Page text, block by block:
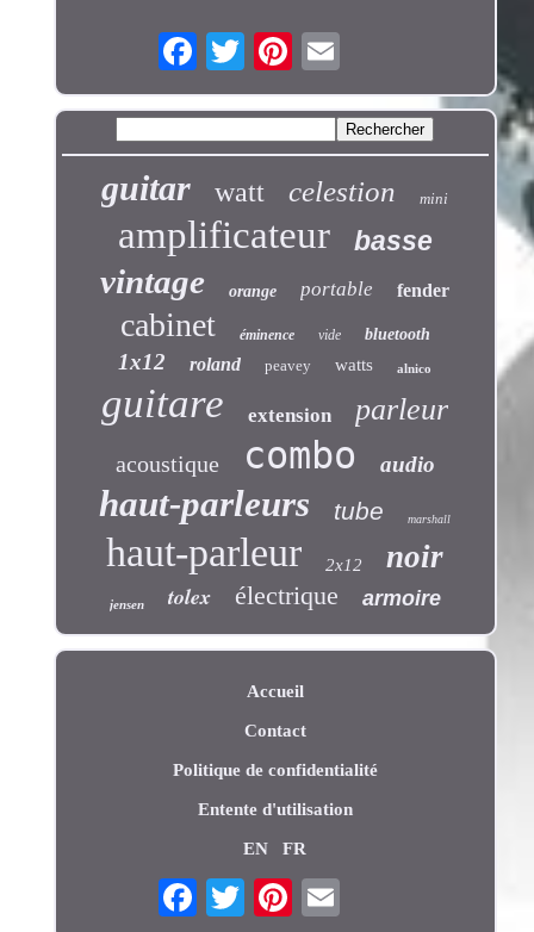
guitar watt celestion mini
amplificateur basse
vintage orange portable fender
cabinet éminence vide bluetooth
1x12 roland peavey watts alnico
guitare extension parleur
acoustique combo audio
haut-parleurs tube marshall
haut-parleur 2x12 noir
jensen tolex électrique armoire
Accueil
Contact
Politique de confidentialité
Entente d'utilisation
EN FR